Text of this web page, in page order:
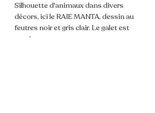
Silhouette d'animaux dans divers
décors, ici le RAIE MANTA, dessin au
feutres noir et gris clair. Le galet est
vernis.